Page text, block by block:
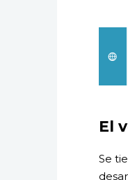
El
Se